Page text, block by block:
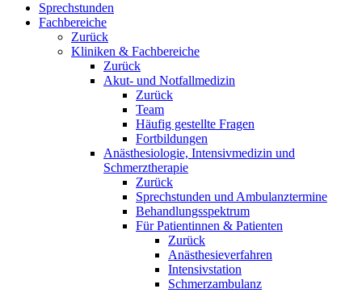
Sprechstunden
Fachbereiche
Zurück
Kliniken & Fachbereiche
Zurück
Akut- und Notfallmedizin
Zurück
Team
Häufig gestellte Fragen
Fortbildungen
Anästhesiologie, Intensivmedizin und
Schmerztherapie
Zurück
Sprechstunden und Ambulanztermine
Behandlungsspektrum
Für Patientinnen & Patienten
Zurück
Anästhesieverfahren
Intensivstation
Schmerzambulanz